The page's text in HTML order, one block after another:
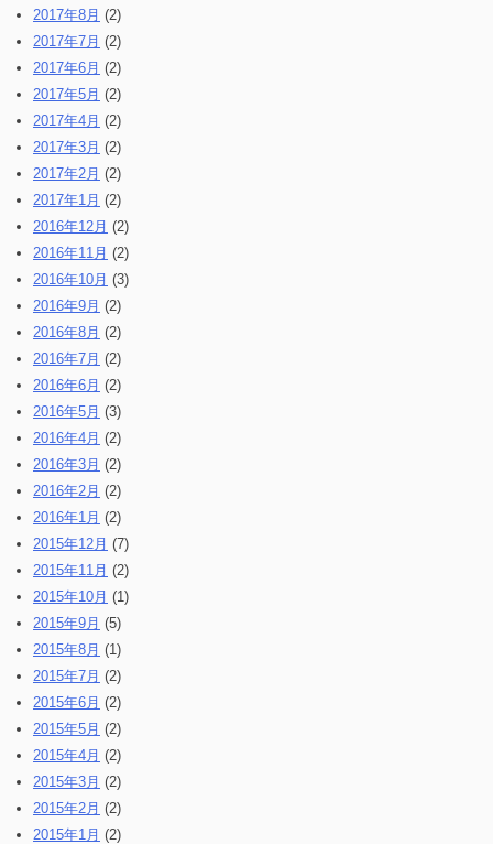
2017年8月 (2)
2017年7月 (2)
2017年6月 (2)
2017年5月 (2)
2017年4月 (2)
2017年3月 (2)
2017年2月 (2)
2017年1月 (2)
2016年12月 (2)
2016年11月 (2)
2016年10月 (3)
2016年9月 (2)
2016年8月 (2)
2016年7月 (2)
2016年6月 (2)
2016年5月 (3)
2016年4月 (2)
2016年3月 (2)
2016年2月 (2)
2016年1月 (2)
2015年12月 (7)
2015年11月 (2)
2015年10月 (1)
2015年9月 (5)
2015年8月 (1)
2015年7月 (2)
2015年6月 (2)
2015年5月 (2)
2015年4月 (2)
2015年3月 (2)
2015年2月 (2)
2015年1月 (2)